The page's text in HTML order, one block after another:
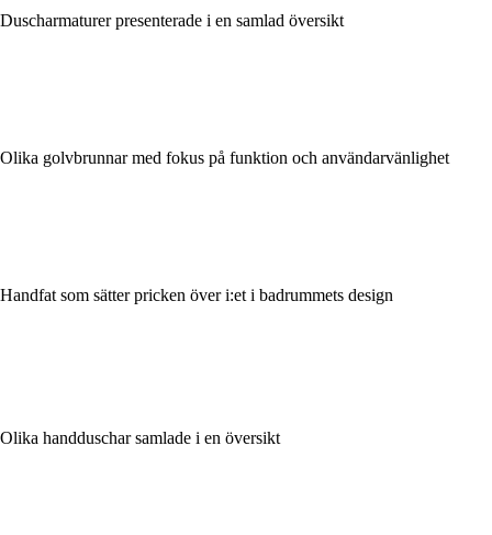
Duscharmaturer presenterade i en samlad översikt
Olika golvbrunnar med fokus på funktion och användarvänlighet
Handfat som sätter pricken över i:et i badrummets design
Olika handduschar samlade i en översikt